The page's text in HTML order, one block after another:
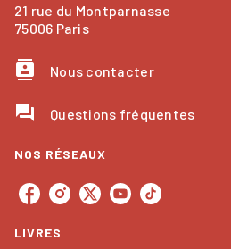
21 rue du Montparnasse
75006 Paris
contacts Nous contacter
question_answer Questions fréquentes
NOS RÉSEAUX
LIVRES